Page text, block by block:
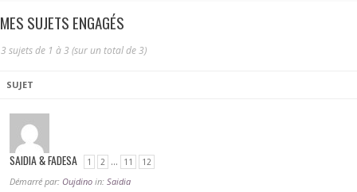
MES SUJETS ENGAGÉS
3 sujets de 1 à 3 (sur un total de 3)
SUJET
SAIDIA & FADESA 1 2 … 11 12
Démarré par: Oujdino in: Saidia